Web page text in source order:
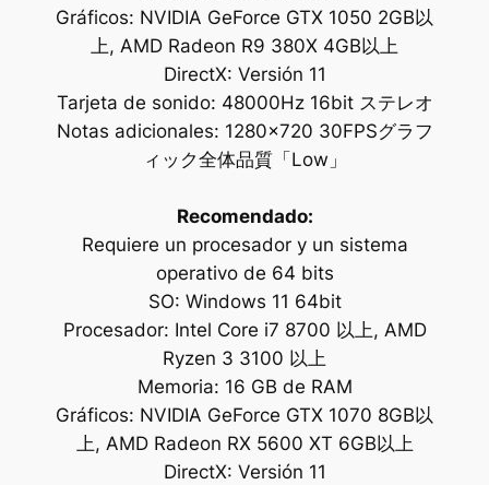
Gráficos: NVIDIA GeForce GTX 1050 2GB以
上, AMD Radeon R9 380X 4GB以上
DirectX: Versión 11
Tarjeta de sonido: 48000Hz 16bit ステレオ
Notas adicionales: 1280×720 30FPSグラフ
ィック全体品質「Low」
Recomendado:
Requiere un procesador y un sistema
operativo de 64 bits
SO: Windows 11 64bit
Procesador: Intel Core i7 8700 以上, AMD
Ryzen 3 3100 以上
Memoria: 16 GB de RAM
Gráficos: NVIDIA GeForce GTX 1070 8GB以
上, AMD Radeon RX 5600 XT 6GB以上
DirectX: Versión 11